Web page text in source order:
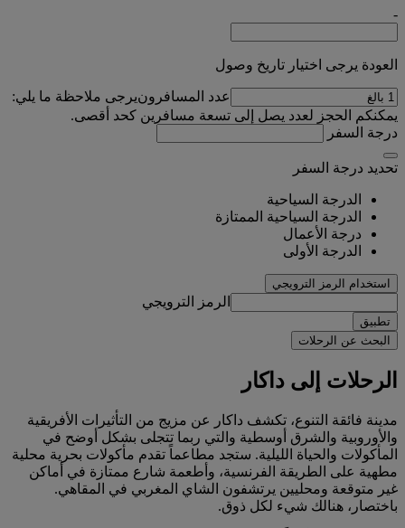
-
العودة يرجى اختيار تاريخ وصول
عدد المسافرونيرجى ملاحظة ما يلي:
يمكنكم الحجز لعدد يصل إلى تسعة مسافرين كحد أقصى.
درجة السفر
تحديد درجة السفر
الدرجة السياحية
الدرجة السياحية الممتازة
درجة الأعمال
الدرجة الأولى
استخدام الرمز الترويجي
الرمز الترويجي
تطبيق
البحث عن الرحلات
الرحلات إلى داكار
مدينة فائقة التنوع، تكشف داكار عن مزيج من التأثيرات الأفريقية
والأوروبية والشرق أوسطية والتي ربما تتجلى بشكل أوضح في
المأكولات والحياة الليلية. ستجد مطاعماً تقدم مأكولات بحرية محلية
مطهية على الطريقة الفرنسية، وأطعمة شارع ممتازة في أماكن
غير متوقعة ومحليين يرتشفون الشاي المغربي في المقاهي.
باختصار، هنالك شيء لكل ذوق.